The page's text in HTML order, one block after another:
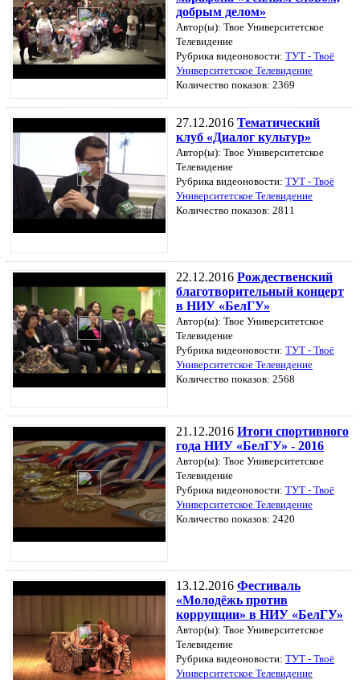
добрым делом»
Автор(ы): Твое Университетское
Телевидение
Рубрика видеоновости: ТУТ - Твоё
Университетское Телевидение
Количество показов: 2369
27.12.2016 Тематический
клуб «Диалог культур»
Автор(ы): Твое Университетское
Телевидение
Рубрика видеоновости: ТУТ - Твоё
Университетское Телевидение
Количество показов: 2811
22.12.2016 Рождественский
благотворительный концерт
в НИУ «БелГУ»
Автор(ы): Твое Университетское
Телевидение
Рубрика видеоновости: ТУТ - Твоё
Университетское Телевидение
Количество показов: 2568
21.12.2016 Итоги спортивного
года НИУ «БелГУ» - 2016
Автор(ы): Твое Университетское
Телевидение
Рубрика видеоновости: ТУТ - Твоё
Университетское Телевидение
Количество показов: 2420
13.12.2016 Фестиваль
«Молодёжь против
коррупции» в НИУ «БелГУ»
Автор(ы): Твое Университетское
Телевидение
Рубрика видеоновости: ТУТ - Твоё
Университетское Телевидение